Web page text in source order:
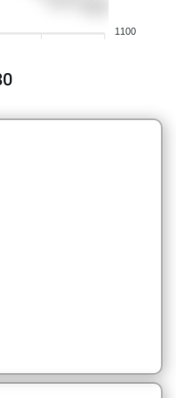
1100